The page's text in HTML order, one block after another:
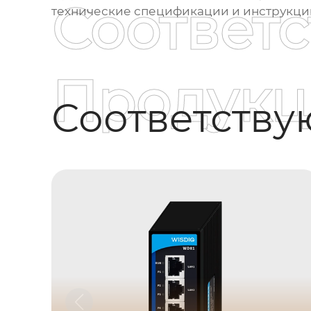
технические спецификации и